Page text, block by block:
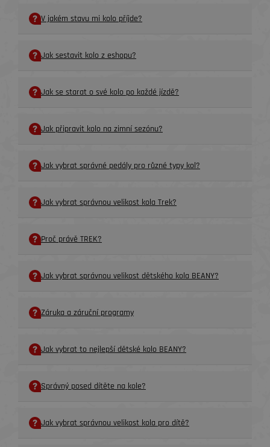
V jakém stavu mi kolo příjde?
Jak sestavit kolo z eshopu?
Jak se starat o své kolo po každé jízdě?
Jak připravit kolo na zimní sezónu?
Jak vybrat správné pedály pro různé typy kol?
Jak vybrat správnou velikost kola Trek?
Proč právě TREK?
Jak vybrat správnou velikost dětského kola BEANY?
Záruka a záruční programy
Jak vybrat to nejlepší dětské kolo BEANY?
Správný posed dítěte na kole?
Jak vybrat správnou velikost kola pro dítě?